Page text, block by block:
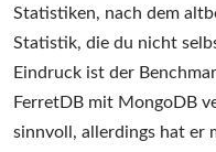
FerretDB
und
MongoDB
Statistiken, nach dem
Statistik, die du nicht
Eindruck ist der
FerretDB mit MongoDB
sinnvoll, allerdings hat er